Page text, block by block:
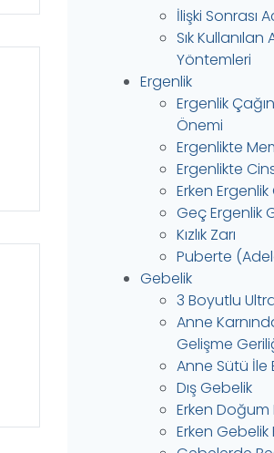
İlişki Sonrası
Sık
Yöntemleri
Ergenlik
Ergenlik
Önemi
Ergenlikte
Ergenlikte
Erken
Geç Ergenlik
Kızlık Zarı
Puberte
Gebelik
3 Boyutlu
Anne
Gelişme
Anne Sütü İle
Dış Gebelik
Erken Doğum
Erken Gebelik